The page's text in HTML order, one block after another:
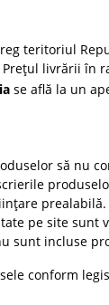
teritoriul
livrării în
se află la un
să nu
prealabilă.
pe site
sunt incluse
conform